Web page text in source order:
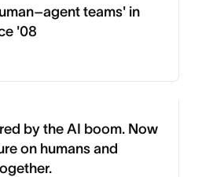
teams' in
'08
by the AI boom. Now
on humans and